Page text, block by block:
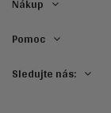
Pomoc
Sledujte nás: